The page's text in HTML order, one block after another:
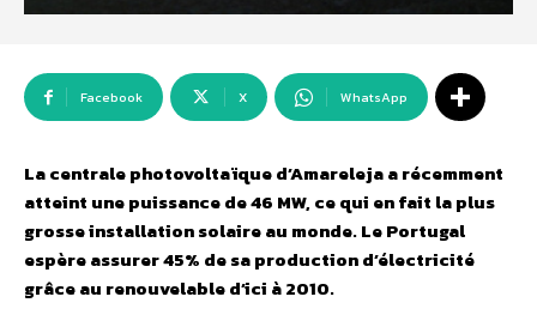
Facebook X WhatsApp
La centrale photovoltaïque d’Amareleja a récemment
atteint une puissance de 46 MW, ce qui en fait la plus
grosse installation solaire au monde. Le Portugal
espère assurer 45% de sa production d’électricité
grâce au renouvelable d’ici à 2010.